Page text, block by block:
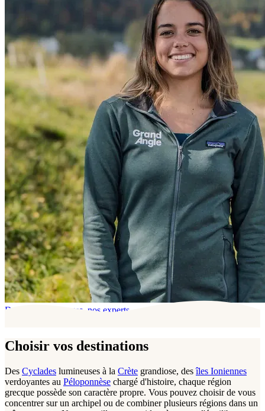
Derrière ces voyages, nos experts
Choisir vos destinations
Des Cyclades lumineuses à la Crète grandiose, desîles Ioniennes
verdoyantes au Péloponnèse chargé d'histoire, chaque région
grecque possède son caractère propre. Vous pouvez choisir de vous
concentrer sur un archipel ou de combiner plusieurs régions dans un